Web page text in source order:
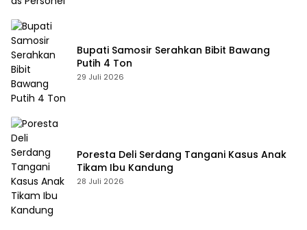
Bupati Samosir Serahkan Bibit Bawang
Putih 4 Ton
29 Juli 2026
Poresta Deli Serdang Tangani Kasus Anak
Tikam Ibu Kandung
28 Juli 2026